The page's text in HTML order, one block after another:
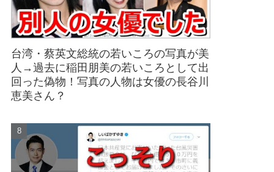
台湾・蔡英文総統の若いころの写真が美
人→過去に稲田朋美の若いころとして出
回った偽物！写真の人物は女優の長谷川
恵美さん？